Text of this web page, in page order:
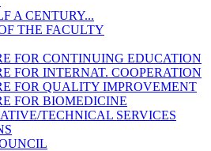
A CENTURY...
THE FACULTY
FOR CONTINUING EDUCATION
FOR INTERNAT. COOPERATION
FOR QUALITY IMPROVEMENT
FOR BIOMEDICINE
TECHNICAL SERVICES